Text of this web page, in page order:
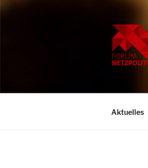
Zum
Aktuelles